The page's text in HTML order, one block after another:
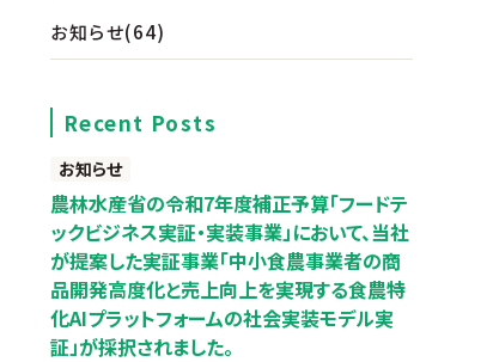
お知らせ(64)
Recent Posts
お知らせ
農林水産省の令和7年度補正予算「フードテ
ックビジネス実証・実装事業」において、当社
が提案した実証事業「中小食農事業者の商
品開発高度化と売上向上を実現する食農特
化AIプラットフォームの社会実装モデル実
証」が採択されました。